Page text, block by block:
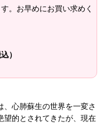
。お早めにお買い求めく
）
心肺蘇生の世界を一変さ
望的とされてきたが、現在